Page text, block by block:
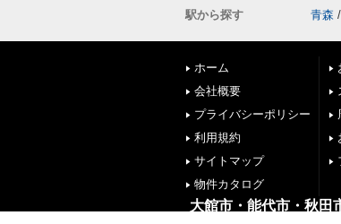
駅から探す
青森 /
ホーム
会社概要
プライバシーポリシー
利用規約
サイトマップ
物件カタログ
大館市・能代市・秋田